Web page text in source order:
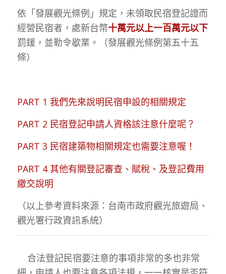
依「發展觀光條例」規定，未領取民宿登記證而
經營民宿者，處新台幣十萬元以上一百萬元以下
罰鍰，並勒令歇業。（發展觀光條例第五十五
條）
PART 1 我們先來說明民宿申設的相關規定
PART 2 民宿登記申請人資格該注意什麼呢？
PART 3 民宿建築物相關規定也需要注意喔！
PART 4 其他有關登記審查、賦稅、及登記費用
繳交說明
（以上參考資料來源：台南市政府觀光旅遊局、
觀光署行政資訊系統）
合法登記民宿要注意的事項非常的多也非常